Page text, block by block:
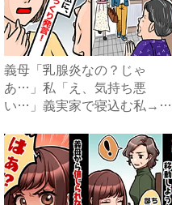
義母「乳腺炎なの？じゃ
あ…」私「え、気持ち悪
い…」義実家で寝込む私→思